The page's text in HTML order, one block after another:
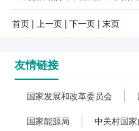
首页 | 上一页 | 下一页 | 末页
友情链接
国家发展和改革委员会
国家能源局 中关村国